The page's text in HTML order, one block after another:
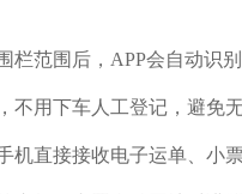
范围后，APP会自动识
不用下车人工登记，避免
机直接接收电子运单、小